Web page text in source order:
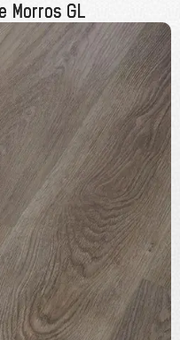
Morros GL